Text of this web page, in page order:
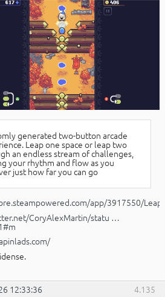
generated two-button arcade
Leap one space or leap two
an endless stream of challenges,
your rhythm and flow as you
just how far you can go
app/3917550/
CoryAlexMartin/statu …
4.135
12:33:36